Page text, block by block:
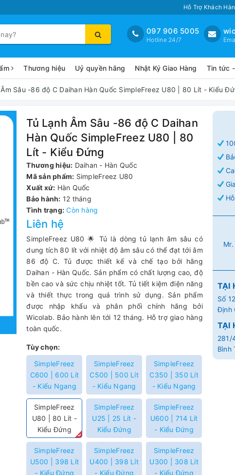
Hỗ Trợ Khách
097 906 5005
Hotline 24/7
Thương hiệu Uỷ quyền hãng Nhật Ký Giao Hàng Tin tức
Sâu -86 độ C Daihan Hàn Quốc SimpleFreez U80 | 80 Lít - Kiểu
Tủ Lạnh Âm Sâu -86 độ C Daihan
Hàn Quốc SimpleFreez U80 | 80
Lít - Kiểu Đứng
Thương hiệu: Daihan - Hàn Quốc
Mã sản phẩm: SimpleFreez U80
Xuất xứ: Hàn Quốc
Bảo hành: 12 tháng
Tình trạng: Còn hàng
Liên hệ
SimpleFreez U80 🌟 Tủ là dòng tủ lạnh âm sâu có
dung tích 80 lít với nhiệt độ âm sâu có thể đạt tới âm
86 độ C. Tủ được thiết kế và chế tạo bởi hãng
Daihan - Hàn Quốc. Sản phẩm có chất lượng cao, độ
bền cao và sức chịu nhiệt tốt. Tủ tiết kiệm điện năng
và thiết thực trong quá trình sử dụng. Sản phẩm
được nhập khẩu và phân phối chính hãng bởi
Wicolab. Bảo hành lên tới 12 tháng. Hỗ trợ giao hàng
toàn quốc.
Tùy chọn:
SimpleFreez
C600 | 600 Lít
- Kiểu Ngang
SimpleFreez
C500 | 500 Lít
- Kiểu Ngang
SimpleFreez
C350 | 350 Lít
- Kiểu Ngang
SimpleFreez
U80 | 80 Lít -
Kiểu Đứng
SimpleFreez
U25 | 25 Lít -
Kiểu Đứng
SimpleFreez
U600 | 714 Lít
- Kiểu Đứng
SimpleFreez
U500 | 398 Lít
- Kiểu Đứng
SimpleFreez
U400 | 398 Lít
- Kiểu Đứng
SimpleFreez
U300 | 308 Lít
- Kiểu Đứng
TẠI
Số
Định
TẠI
281/
Bình